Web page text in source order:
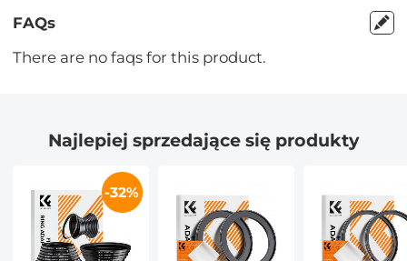
FAQs
There are no faqs for this product.
Najlepiej sprzedające się produkty
-32%